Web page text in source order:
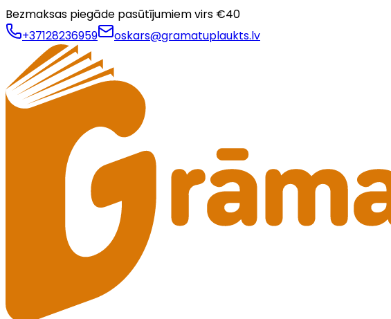
Bezmaksas piegāde pasūtījumiem virs €40
+37128236959
oskars@gramatuplaukts.lv